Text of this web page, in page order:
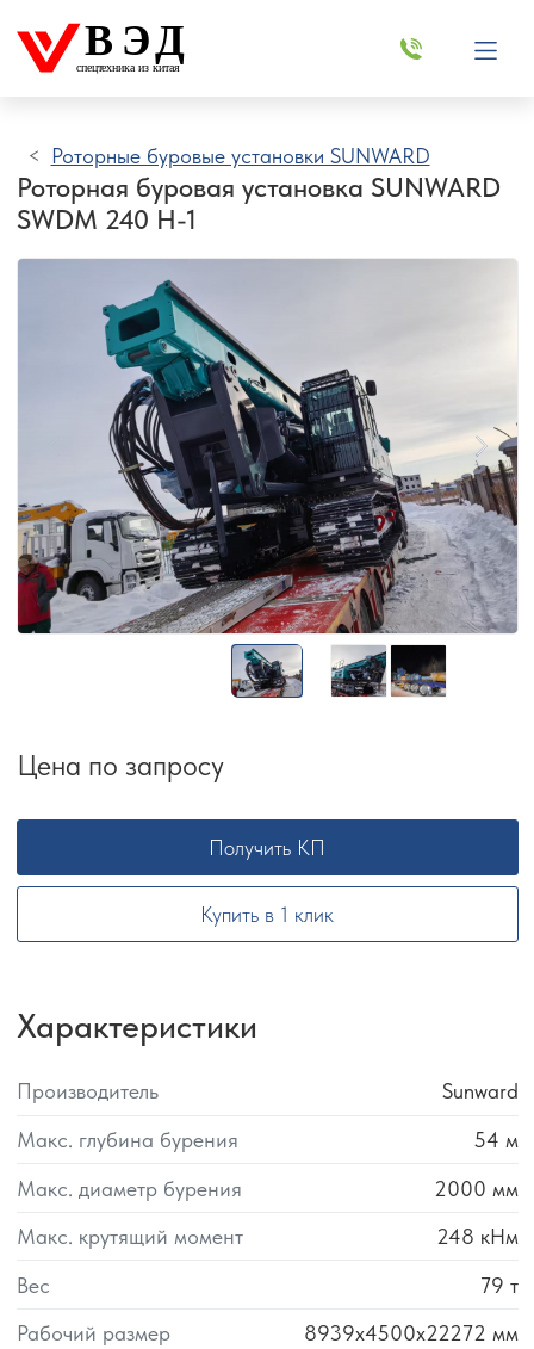
ВЭД
спецтехника из китая
Роторные буровые установки SUNWARD
Роторная буровая установка SUNWARD
SWDM 240 H-1
Цена по запросу
Получить КП
Купить в 1 клик
Характеристики
Производитель
Sunward
Макс. глубина бурения
54 м
Макс. диаметр бурения
2000 мм
Макс. крутящий момент
248 кНм
Вес
79 т
Рабочий размер
8939х4500х22272 мм